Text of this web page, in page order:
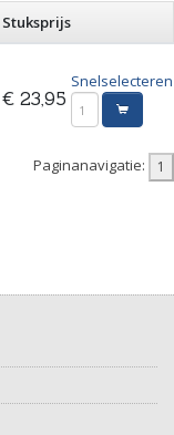
Stuksprijs
€ 23,95
Snelselecteren
Paginanavigatie: